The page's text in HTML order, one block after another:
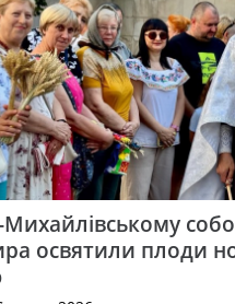
освятили плоди